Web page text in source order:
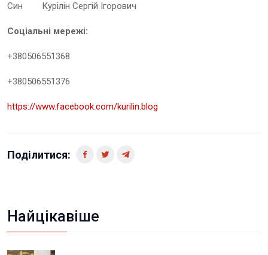
Син Курілін Сергій Ігорович
Соціальні мережі:
+380506551368
+380506551376
https://www.facebook.com/kurilin.blog
Поділитися:
Найцікавіше